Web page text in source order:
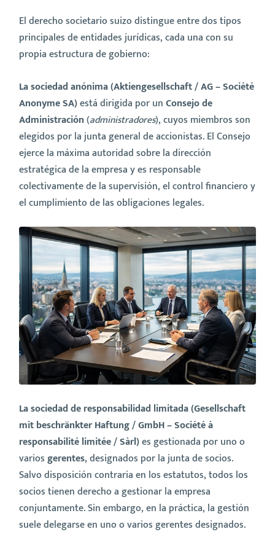
El derecho societario suizo distingue entre dos tipos
principales de entidades jurídicas, cada una con su
propia estructura de gobierno:
La sociedad anónima (Aktiengesellschaft / AG – Société
Anonyme SA)está dirigida por unConsejo de
Administración(administradores), cuyos miembros son
elegidos por la junta general de accionistas. El Consejo
ejerce la máxima autoridad sobre la dirección
estratégica de la empresa y es responsable
colectivamente de la supervisión, el control financiero y
el cumplimiento de las obligaciones legales.
La sociedad de responsabilidad limitada (Gesellschaft
mit beschränkter Haftung / GmbH – Société à
responsabilité limitée / Sàrl)es gestionada por uno o
variosgerentes, designados por la junta de socios.
Salvo disposición contraria en los estatutos, todos los
socios tienen derecho a gestionar la empresa
conjuntamente. Sin embargo, en la práctica, la gestión
suele delegarse en uno o varios gerentes designados.